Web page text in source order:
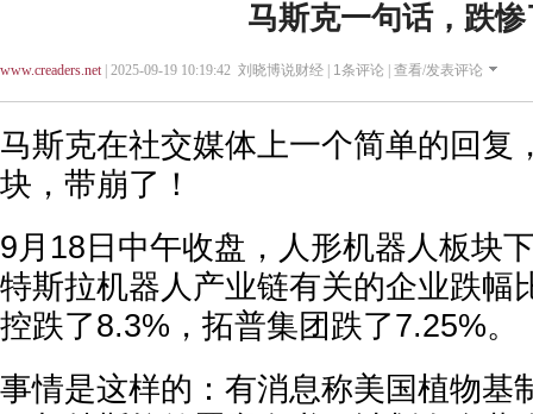
马斯克一句话，跌惨
www.creaders.net| 2025-09-19 10:19:42 刘晓博说财经 | 1条评论 | 查看/发表评论
马斯克在社交媒体上一个简单的回复
块，带崩了！
9月18日中午收盘，人形机器人板块
特斯拉机器人产业链有关的企业跌幅
控跌了8.3%，拓普集团跌了7.25%。
事情是这样的：有消息称美国植物基